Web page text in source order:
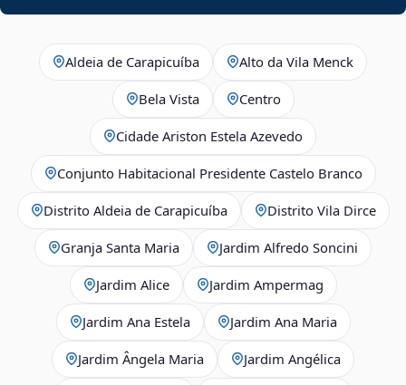
Aldeia de Carapicuíba Alto da Vila Menck
Bela Vista Centro
Cidade Ariston Estela Azevedo
Conjunto Habitacional Presidente Castelo Branco
Distrito Aldeia de Carapicuíba Distrito Vila Dirce
Granja Santa Maria Jardim Alfredo Soncini
Jardim Alice Jardim Ampermag
Jardim Ana Estela Jardim Ana Maria
Jardim Ângela Maria Jardim Angélica